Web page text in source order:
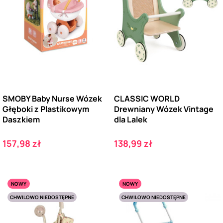
SMOBY Baby Nurse Wózek
Głęboki z Plastikowym
Daszkiem
Cena
157,98 zł
CLASSIC WORLD
Drewniany Wózek Vintage
dla Lalek
Cena
138,99 zł
NOWY
CHWILOWO NIEDOSTĘPNE
NOWY
CHWILOWO NIEDOSTĘPNE